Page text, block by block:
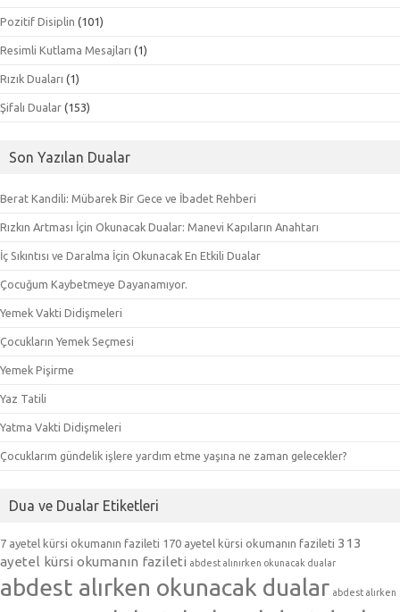
Pozitif Disiplin (101)
Resimli Kutlama Mesajları (1)
Rızık Duaları (1)
Şifalı Dualar (153)
Son Yazılan Dualar
Berat Kandili: Mübarek Bir Gece ve İbadet Rehberi
Rızkın Artması İçin Okunacak Dualar: Manevi Kapıların Anahtarı
İç Sıkıntısı ve Daralma İçin Okunacak En Etkili Dualar
Çocuğum Kaybetmeye Dayanamıyor.
Yemek Vakti Didişmeleri
Çocukların Yemek Seçmesi
Yemek Pişirme
Yaz Tatili
Yatma Vakti Didişmeleri
Çocuklarım gündelik işlere yardım etme yaşına ne zaman gelecekler?
Dua ve Dualar Etiketleri
7 ayetel kürsi okumanın fazileti 170 ayetel kürsi okumanın fazileti 313
ayetel kürsi okumanın fazileti abdest alınırken okunacak dualar
abdest alırken okunacak dualar abdest alırken